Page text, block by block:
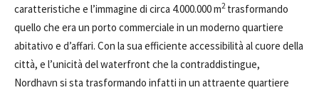
caratteristiche e l’immagine di circa 4.000.000m2 trasformando
quello che era un porto commerciale in un moderno quartiere
abitativo e d’affari. Con la sua efficiente accessibilità al cuore della
città, e l’unicità del waterfront che la contraddistingue,
Nordhavn si sta trasformando infatti in un attraente quartiere